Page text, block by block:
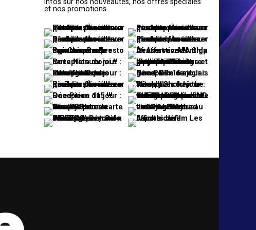
infos sur nos nouveautés, nos offres spéciales
et nos promotions.